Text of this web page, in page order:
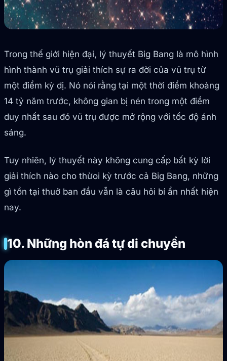
Trong thế giới hiện đại, lý thuyết Big Bang là mô hình
hình thành vũ trụ giải thích sự ra đời của vũ trụ từ
một điểm kỳ dị. Nó nói rằng tại một thời điểm khoảng
14 tỷ năm trước, không gian bị nén trong một điểm
duy nhất sau đó vũ trụ được mở rộng với tốc độ ánh
sáng.
Tuy nhiên, lý thuyết này không cung cấp bất kỳ lời
giải thích nào cho thừoi kỳ trước cả Big Bang, những
gì tồn tại thuở ban đầu vẫn là câu hỏi bí ẩn nhất hiện
nay.
10. Những hòn đá tự di chuyển